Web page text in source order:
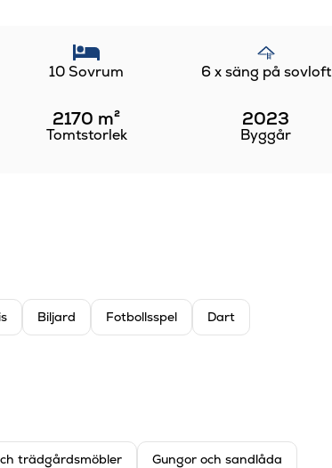
10 Sovrum 6 x säng på sovloft
2170 m²
Tomtstorlek
2023
Byggår
Biljard Fotbollsspel Dart
trädgårdsmöbler Gungor och sandlåda